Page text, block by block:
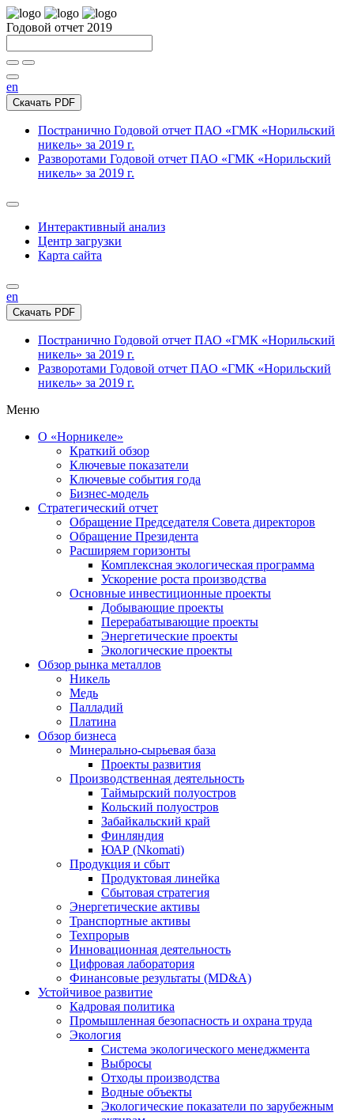
Годовой отчет 2019
en
Скачать PDF
Постранично Годовой отчет ПАО «ГМК «Норильский
никель» за 2019 г.
Разворотами Годовой отчет ПАО «ГМК «Норильский
никель» за 2019 г.
Интерактивный анализ
Центр загрузки
Карта сайта
en
Скачать PDF
Постранично Годовой отчет ПАО «ГМК «Норильский
никель» за 2019 г.
Разворотами Годовой отчет ПАО «ГМК «Норильский
никель» за 2019 г.
Меню
О «Норникеле»
Краткий обзор
Ключевые показатели
Ключевые события года
Бизнес-модель
Стратегический отчет
Обращение Председателя Совета директоров
Обращение Президента
Расширяем горизонты
Комплексная экологическая программа
Ускорение роста производства
Основные инвестиционные проекты
Добывающие проекты
Перерабатывающие проекты
Энергетические проекты
Экологические проекты
Обзор рынка металлов
Никель
Медь
Палладий
Платина
Обзор бизнеса
Минерально-сырьевая база
Проекты развития
Производственная деятельность
Таймырский полуостров
Кольский полуостров
Забайкальский край
Финляндия
ЮАР (Nkomati)
Продукция и сбыт
Продуктовая линейка
Сбытовая стратегия
Энергетические активы
Транспортные активы
Техпрорыв
Инновационная деятельность
Цифровая лаборатория
Финансовые результаты (MD&A)
Устойчивое развитие
Кадровая политика
Промышленная безопасность и охрана труда
Экология
Система экологического менеджмента
Выбросы
Отходы производства
Водные объекты
Экологические показатели по зарубежным